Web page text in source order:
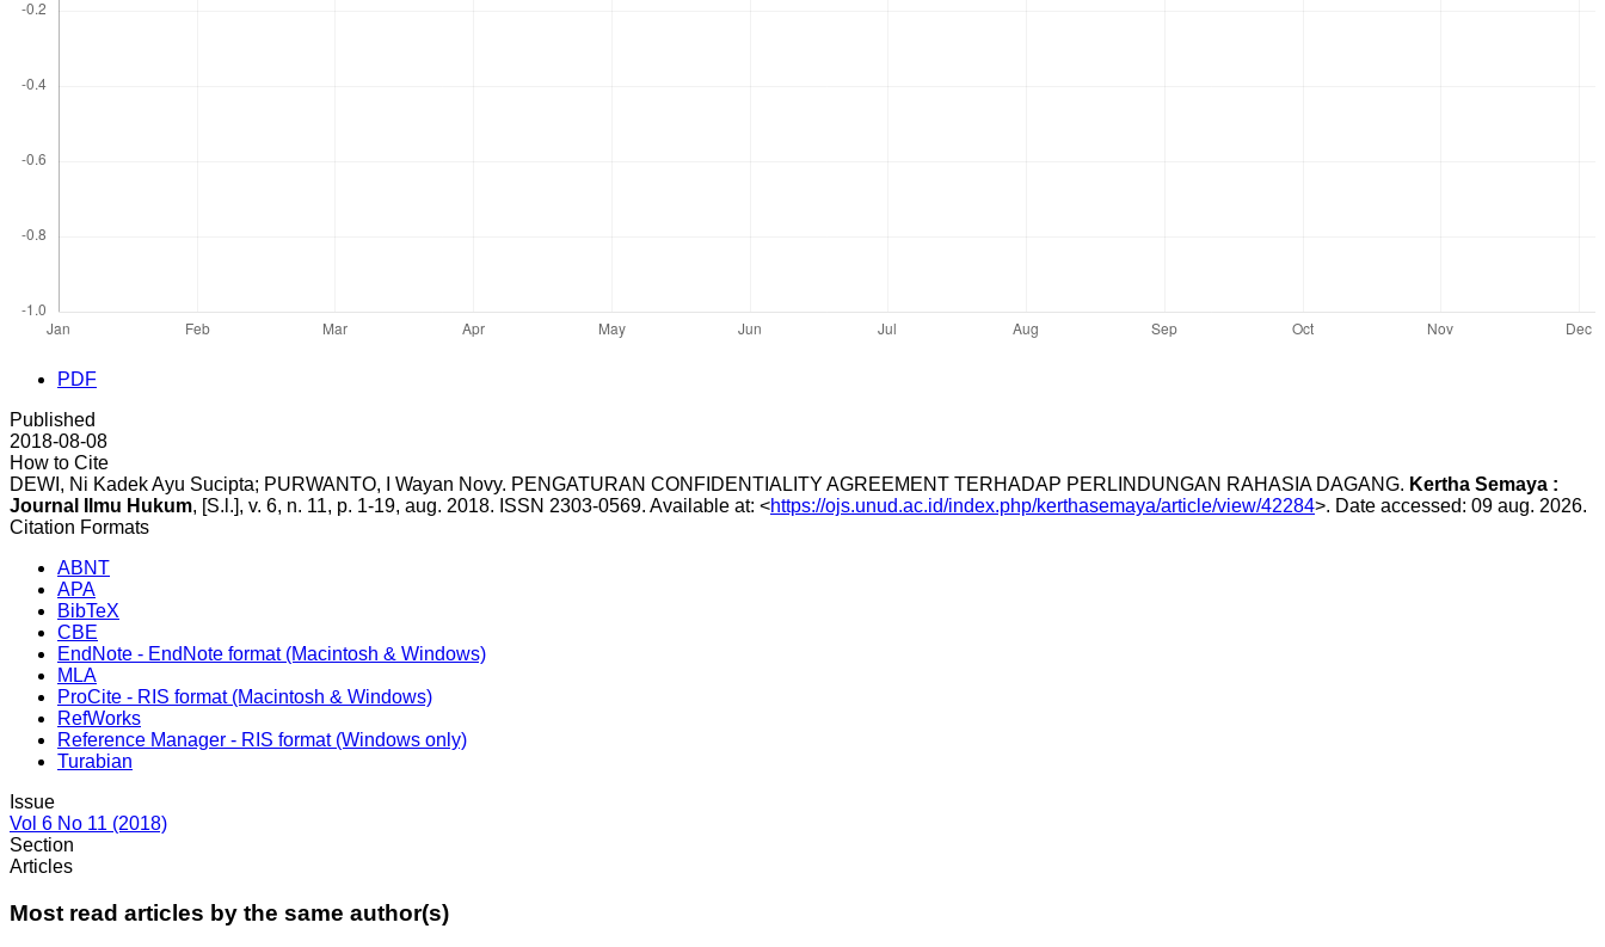
PDF
Published
2018-08-08
How to Cite
DEWI, Ni Kadek Ayu Sucipta; PURWANTO, I Wayan Novy. PENGATURAN CONFIDENTIALITY AGREEMENT TERHADAP PERLINDUNGAN RAHASIA DAGANG. Kertha Semaya :
Journal Ilmu Hukum, [S.l.], v. 6, n. 11, p. 1-19, aug. 2018. ISSN 2303-0569. Available at: <https://ojs.unud.ac.id/index.php/kerthasemaya/article/view/42284>. Date accessed: 09 aug. 2026.
Citation Formats
ABNT
APA
BibTeX
CBE
EndNote - EndNote format (Macintosh & Windows)
MLA
ProCite - RIS format (Macintosh & Windows)
RefWorks
Reference Manager - RIS format (Windows only)
Turabian
Issue
Vol 6 No 11 (2018)
Section
Articles
Most read articles by the same author(s)